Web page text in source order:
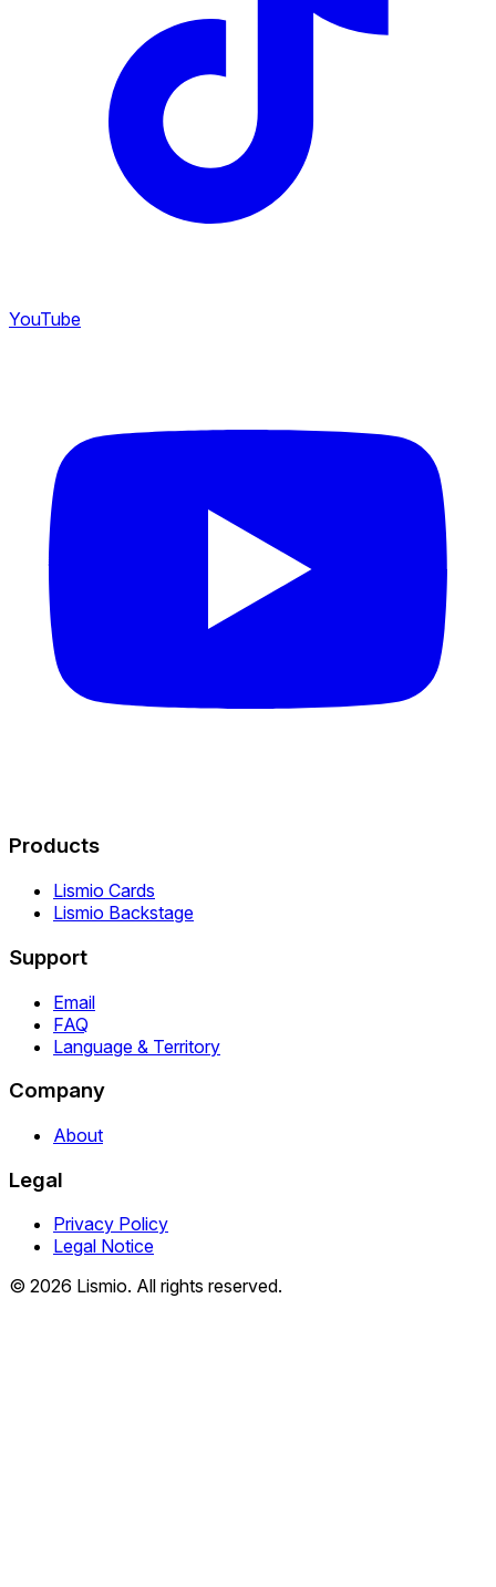
YouTube
Products
Lismio Cards
Lismio Backstage
Support
Email
FAQ
Language & Territory
Company
About
Legal
Privacy Policy
Legal Notice
© 2026 Lismio. All rights reserved.